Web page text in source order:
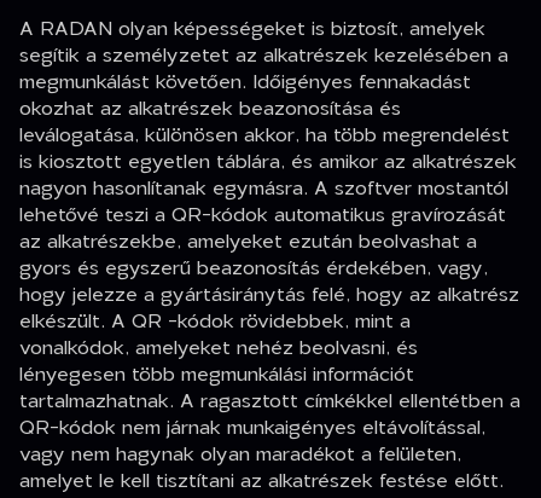
A RADAN olyan képességeket is biztosít, amelyek
segítik a személyzetet az alkatrészek kezelésében a
megmunkálást követően. Időigényes fennakadást
okozhat az alkatrészek beazonosítása és
leválogatása, különösen akkor, ha több megrendelést
is kiosztott egyetlen táblára, és amikor az alkatrészek
nagyon hasonlítanak egymásra. A szoftver mostantól
lehetővé teszi a QR-kódok automatikus gravírozását
az alkatrészekbe, amelyeket ezután beolvashat a
gyors és egyszerű beazonosítás érdekében, vagy,
hogy jelezze a gyártásiránytás felé, hogy az alkatrész
elkészült. A QR -kódok rövidebbek, mint a
vonalkódok, amelyeket nehéz beolvasni, és
lényegesen több megmunkálási információt
tartalmazhatnak. A ragasztott címkékkel ellentétben a
QR-kódok nem járnak munkaigényes eltávolítással,
vagy nem hagynak olyan maradékot a felületen,
amelyet le kell tisztítani az alkatrészek festése előtt.